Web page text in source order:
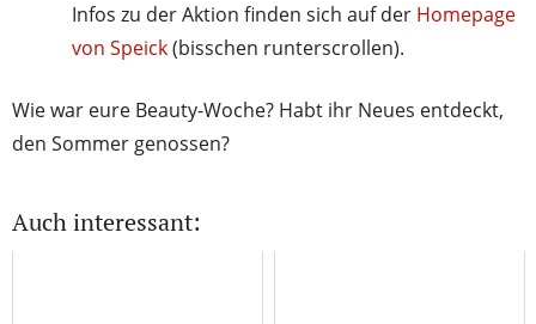
Infos zu der Aktion finden sich auf der Homepage
von Speick(bisschen runterscrollen).
Wie war eure Beauty-Woche? Habt ihr Neues entdeckt,
den Sommer genossen?
Auch interessant: